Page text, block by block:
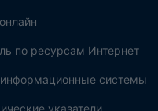
по ресурсам Интернет
системы
указатели